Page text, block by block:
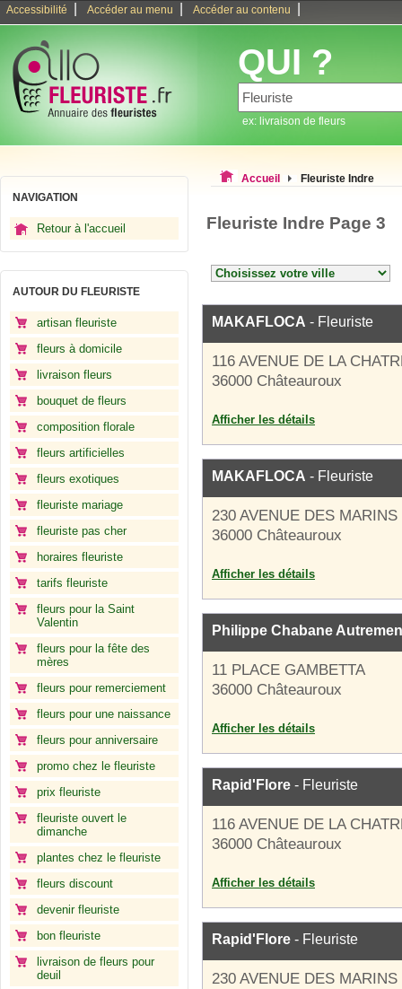
Accessibilité Accéder au menu Accéder au contenu
QUI ?
ex: livraison de fleurs
NAVIGATION
Retour à l'accueil
AUTOUR DU FLEURISTE
artisan fleuriste
fleurs à domicile
livraison fleurs
bouquet de fleurs
composition florale
fleurs artificielles
fleurs exotiques
fleuriste mariage
fleuriste pas cher
horaires fleuriste
tarifs fleuriste
fleurs pour la Saint
Valentin
fleurs pour la fête des
mères
fleurs pour remerciement
fleurs pour une naissance
fleurs pour anniversaire
promo chez le fleuriste
prix fleuriste
fleuriste ouvert le
dimanche
plantes chez le fleuriste
fleurs discount
devenir fleuriste
bon fleuriste
livraison de fleurs pour
deuil
Accueil Fleuriste Indre
Fleuriste Indre Page 3
MAKAFLOCA - Fleuriste
116 AVENUE DE LA
36000 Châteauroux
Afficher les détails
MAKAFLOCA - Fleuriste
230 AVENUE DES MARINS
36000 Châteauroux
Afficher les détails
Philippe Chabane
11 PLACE GAMBETTA
36000 Châteauroux
Afficher les détails
Rapid'Flore - Fleuriste
116 AVENUE DE LA
36000 Châteauroux
Afficher les détails
Rapid'Flore - Fleuriste
230 AVENUE DES MARINS